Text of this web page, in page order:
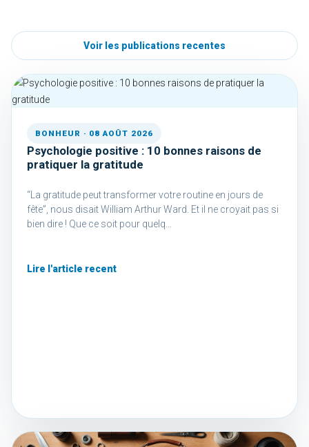
Voir les publications recentes
BONHEUR · 08 AOÛT 2026
Psychologie positive : 10 bonnes raisons de
pratiquer la gratitude
“La gratitude peut transformer votre routine en jours de
fête”, nous disait William Arthur Ward. Et il ne croyait pas si
bien dire ! Que ce soit pour quelq...
Lire l'article recent